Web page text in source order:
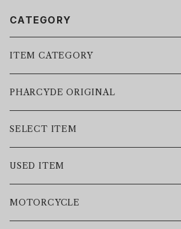
CATEGORY
ITEM CATEGORY
LEATHER JACKET
JACKET
VEST
SWEAT
PHARCYDE ORIGINAL
SELECT ITEM
USED ITEM
MOTORCYCLE